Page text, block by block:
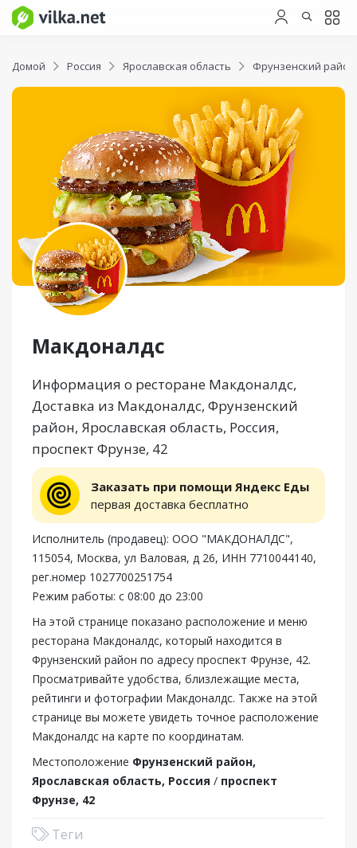
Домой Россия Ярославская область Фрунзенский район
Макдоналдс
Информация о ресторане Макдоналдс,
Доставка из Макдоналдс, Фрунзенский
район, Ярославская область, Россия,
проспект Фрунзе, 42
Заказать при помощи Яндекс Еды
первая доставка бесплатно
Исполнитель (продавец): ООО "МАКДОНАЛДС",
115054, Москва, ул Валовая, д 26, ИНН 7710044140,
рег.номер 1027700251754
Режим работы: с 08:00 до 23:00
На этой странице показано расположение и меню
ресторана Макдоналдс, который находится в
Фрунзенский район по адресу проспект Фрунзе, 42.
Просматривайте удобства, близлежащие места,
рейтинги и фотографии Макдоналдс. Также на этой
странице вы можете увидеть точное расположение
Макдоналдс на карте по координатам.
Местоположение Фрунзенский район,
Ярославская область, Россия / проспект
Фрунзе, 42
Теги